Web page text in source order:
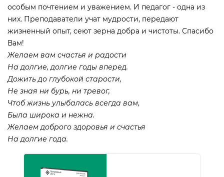
особым почтением и уважением. И педагог - одна из
них. Преподаватели учат мудрости, передают
жизненный опыт, сеют зерна добра и чистоты. Спасибо
ам!
Желаем вам счастья и радости
На долгие, долгие годы вперед.
Дожить до глубокой старости,
Не зная ни бурь, ни тревог,
Чтоб жизнь улыбалась всегда вам,
Была широка и нежна.
Желаем доброго здоровья и счастья
На долгие года.